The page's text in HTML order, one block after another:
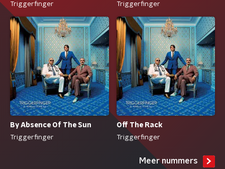
Triggerfinger
Triggerfinger
By Absence Of The Sun
Triggerfinger
Off The Rack
Triggerfinger
Meer nummers